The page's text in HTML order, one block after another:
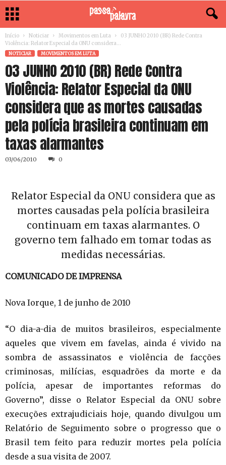
Início Noticiar Movimentos em Luta
03 JUNHO 2010 (BR) Rede Contra
Violência: Relator Especial da ONU considera...
NOTICIAR MOVIMENTOS EM LUTA
03 JUNHO 2010 (BR) Rede Contra
Violência: Relator Especial da ONU
considera que as mortes causadas
pela polícia brasileira continuam em
taxas alarmantes
03/06/2010 0
Relator Especial da ONU considera que as
mortes causadas pela polícia brasileira
continuam em taxas alarmantes. O
governo tem falhado em tomar todas as
medidas necessárias.
COMUNICADO DE IMPRENSA
Nova Iorque, 1 de junho de 2010
“O dia-a-dia de muitos brasileiros, especialmente
aqueles que vivem em favelas, ainda é vivido na
sombra de assassinatos e violência de facções
criminosas, milícias, esquadrões da morte e da
polícia, apesar de importantes reformas do
Governo”, disse o Relator Especial da ONU sobre
execuções extrajudiciais hoje, quando divulgou um
Relatório de Seguimento sobre o progresso que o
Brasil tem feito para reduzir mortes pela polícia
desde a sua visita de 2007.